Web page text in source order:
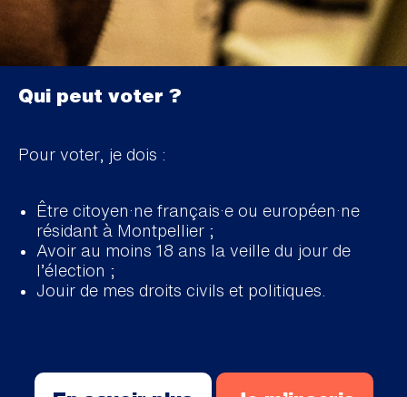
Qui peut voter ?
Pour voter, je dois :
Être citoyen·ne français·e ou européen·ne
résidant à Montpellier ;
Avoir au moins 18 ans la veille du jour de
l’élection ;
Jouir de mes droits civils et politiques.